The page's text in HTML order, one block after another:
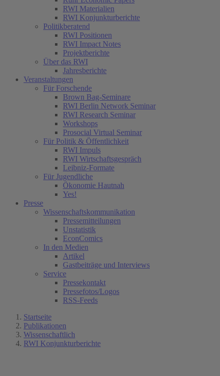
RWI Materialien
RWI Konjunkturberichte
Politikberatend
RWI Positionen
RWI Impact Notes
Projektberichte
Über das RWI
Jahresberichte
Veranstaltungen
Für Forschende
Brown Bag-Seminare
RWI Berlin Network Seminar
RWI Research Seminar
Workshops
Prosocial Virtual Seminar
Für Politik & Öffentlichkeit
RWI Impuls
RWI Wirtschaftsgespräch
Leibniz-Formate
Für Jugendliche
Ökonomie Hautnah
Yes!
Presse
Wissenschaftskommunikation
Pressemitteilungen
Unstatistik
EconComics
In den Medien
Artikel
Gastbeiträge und Interviews
Service
Pressekontakt
Pressefotos/Logos
RSS-Feeds
Startseite
Publikationen
Wissenschaftlich
RWI Konjunkturberichte